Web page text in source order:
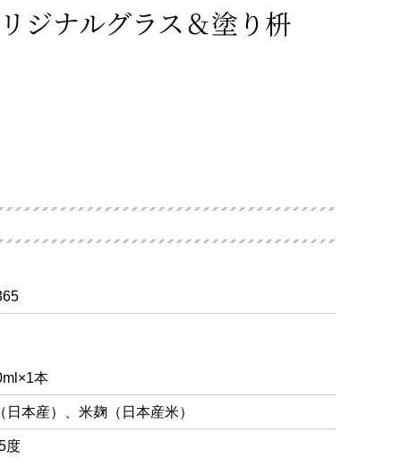
ジナルグラス＆塗り枡
本
日本産）、米麹（日本産米）
度